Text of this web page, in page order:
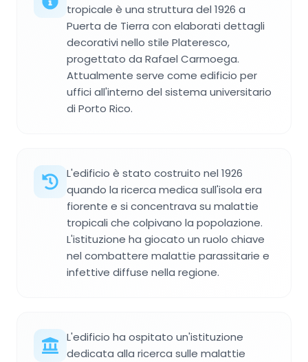
tropicale è una struttura del 1926 a
Puerta de Tierra con elaborati dettagli
decorativi nello stile Plateresco,
progettato da Rafael Carmoega.
Attualmente serve come edificio per
uffici all'interno del sistema universitario
di Porto Rico.
L'edificio è stato costruito nel 1926
quando la ricerca medica sull'isola era
fiorente e si concentrava su malattie
tropicali che colpivano la popolazione.
L'istituzione ha giocato un ruolo chiave
nel combattere malattie parassitarie e
infettive diffuse nella regione.
L'edificio ha ospitato un'istituzione
dedicata alla ricerca sulle malattie